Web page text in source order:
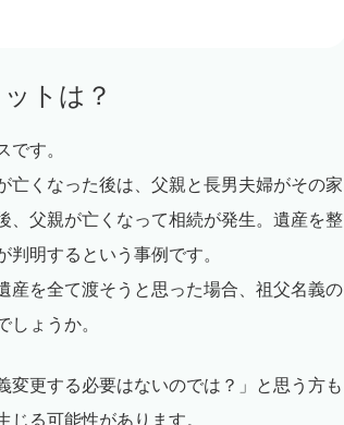
トは？
す。
亡くなった後は、父親と長男夫婦がその家
、父親が亡くなって相続が発生。遺産を整
明するという事例です。
産を全て渡そうと思った場合、祖父名義の
ょうか。
変更する必要はないのでは？」と思う方も
る可能性があります。